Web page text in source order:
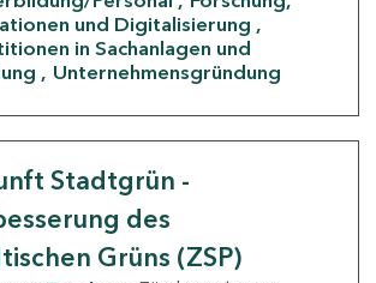
und Digitalisierung
in Sachanlagen und
Unternehmensgründung
Stadtgrün -
des
Grüns (ZSP)